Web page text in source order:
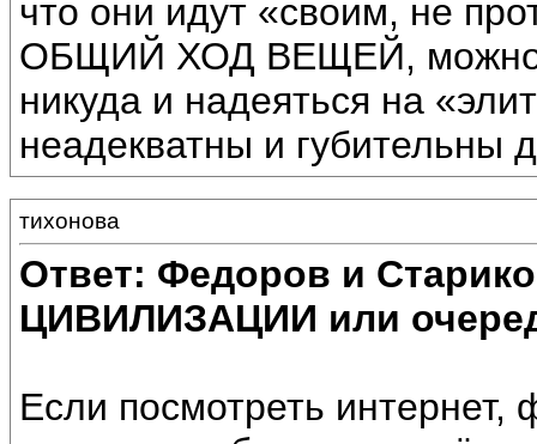
что они идут «своим, не
ОБЩИЙ ХОД ВЕЩЕЙ, можно
никуда и надеяться на
неадекватны и губительны
тихонова
Ответ: Федоров и
ЦИВИЛИЗАЦИИ или
Если посмотреть